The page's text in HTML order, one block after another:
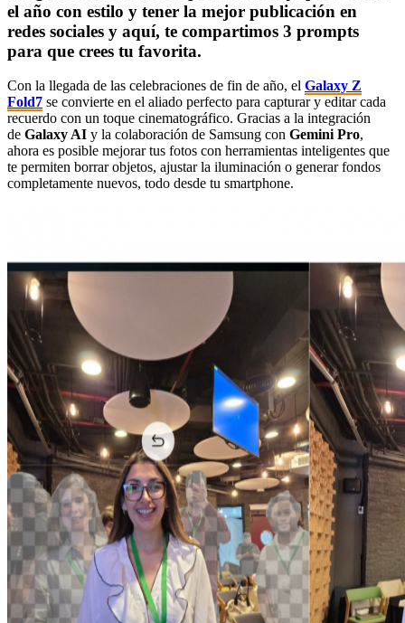
el año con estilo y tener la mejor publicación en
redes sociales y aquí, te compartimos 3 prompts
para que crees tu favorita.
Con la llegada de las celebraciones de fin de año, el Galaxy Z
Fold7 se convierte en el aliado perfecto para capturar y editar cada
recuerdo con un toque cinematográfico. Gracias a la integración
de Galaxy AI y la colaboración de Samsung con Gemini Pro,
ahora es posible mejorar tus fotos con herramientas inteligentes que
te permiten borrar objetos, ajustar la iluminación o generar fondos
completamente nuevos, todo desde tu smartphone.